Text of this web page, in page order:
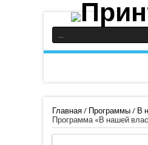
Главная/ Программы/ В
Программа «В нашей